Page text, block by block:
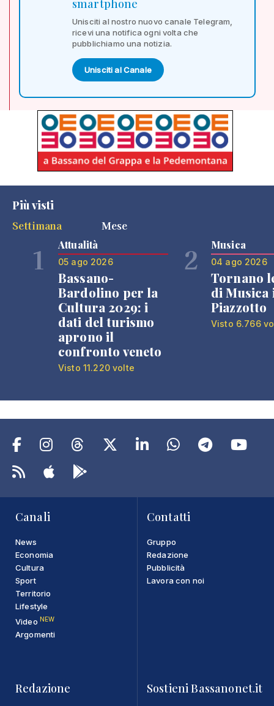
smartphone
Unisciti al nostro nuovo canale Telegram,
ricevi una notifica ogni volta che
pubblichiamo una notizia.
Unisciti al Canale
Più visti
Settimana
Mese
1 Attualità
05 ago 2026
Bassano-
Bardolino per la
Cultura 2029: i
dati del turismo
aprono il
confronto veneto
Visto 11.220 volte
2 Musica
04 ago 2026
Tornano
di Musica
Piazzotto
Visto 6.766
Canali
News
Economia
Cultura
Sport
Territorio
Lifestyle
Video NEW
Argomenti
Contatti
Gruppo
Redazione
Pubblicità
Lavora con noi
Redazione Sostieni Bassanonet.it